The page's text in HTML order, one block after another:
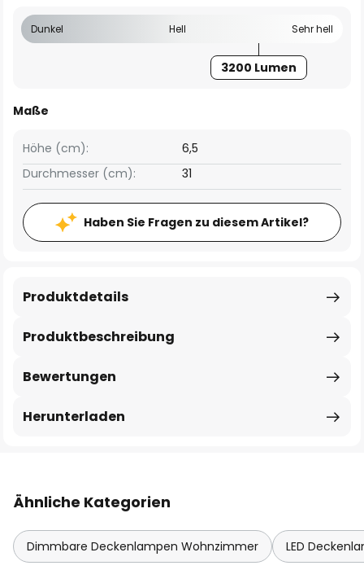
Dunkel Hell Sehr hell
3200 Lumen
Maße
Höhe (cm):
6,5
Durchmesser (cm):
31
Haben Sie Fragen zu diesem Artikel?
Produktbeschreibung
Produktdetails
Bewertungen
Herunterladen
Ähnliche Kategorien
Dimmbare Deckenlampen Wohnzimmer LED